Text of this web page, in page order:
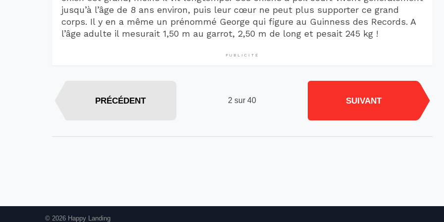
jusqu’à l’âge de 8 ans environ, puis leur cœur ne peut plus supporter ce grand
corps. Il y en a même un prénommé George qui figure au Guinness des Records. A
l’âge adulte il mesurait 1,50 m au garrot, 2,50 m de long et pesait 245 kg !
PUBLICITÉ
2 sur 40
PRÉCÉDENT SUIVANT
© 2026 Happy Landing